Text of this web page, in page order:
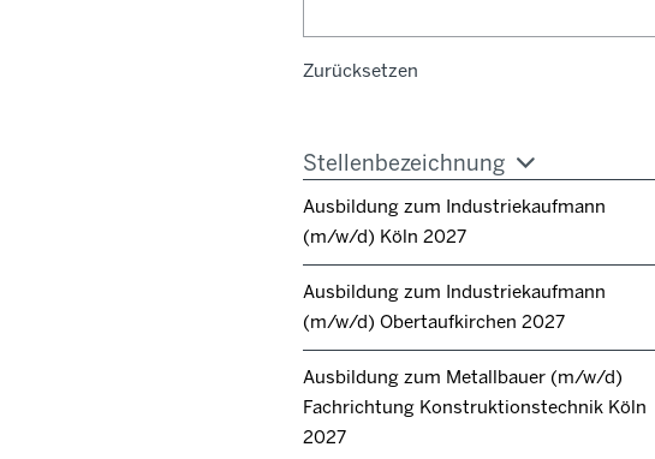
Zurücksetzen
Stellenbezeichnung
Ausbildung zum Industriekaufmann
(m/w/d) Köln 2027
Ausbildung zum Industriekaufmann
(m/w/d) Obertaufkirchen 2027
Ausbildung zum Metallbauer (m/w/d)
Fachrichtung Konstruktionstechnik Köln
2027